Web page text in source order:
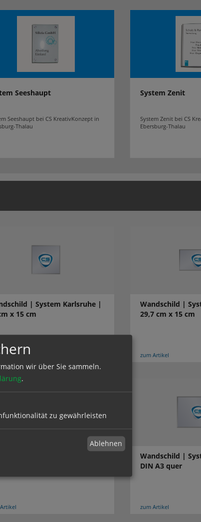
Seeshaupt
Seeshaupt bei CS KreativKonzept in
Thalau
System Zenit
System Zenit bei CS
Ebersburg-Thalau
| System Karlsruhe |
x 15 cm
Wandschild |
29,7 cm x 15 cm
zum Artikel
hoch
Wandschild |
DIN A3 quer
zum Artikel
wir über Sie sammeln.
.
zu gewährleisten
Ablehnen